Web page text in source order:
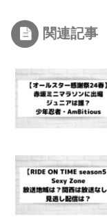
関連記事